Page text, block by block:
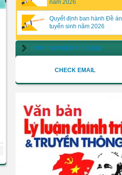
năm 2026
Quyết định ban hành Đề án
tuyển sinh năm 2026
HÒM THƯ ĐIỆN TỬ EMAIL
CHECK EMAIL